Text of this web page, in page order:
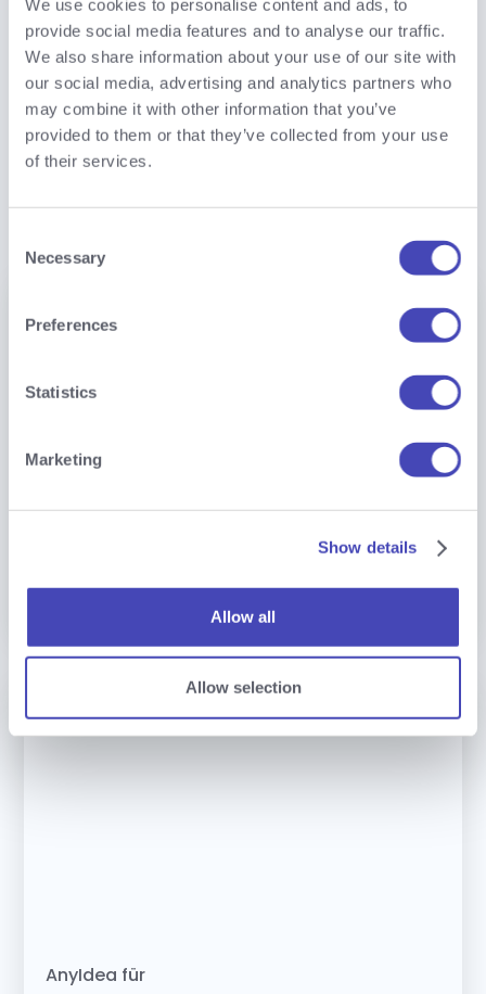
We use cookies to personalise content and ads, to
provide social media features and to analyse our traffic.
We also share information about your use of our site with
our social media, advertising and analytics partners who
may combine it with other information that you’ve
provided to them or that they’ve collected from your use
of their services.
Selection
Necessary
Preferences
Statistics
Marketing
Show details
Allow all
Allow selection
Denn Innovation ist
für Ihr gesamtes
Unternehmen von
Bedeutung.
AnyIdea für